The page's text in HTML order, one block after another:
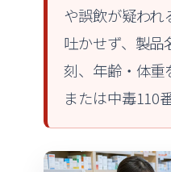
や誤飲が疑われ
吐かせず、製品
刻、年齢・体重
または中毒110